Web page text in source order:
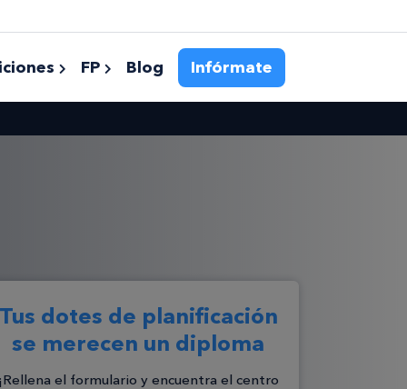
FP Blog Infórmate
Tus dotes de planificación
se merecen un diploma
¡Rellena el formulario y encuentra el centro